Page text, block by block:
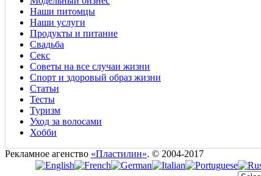
Наши питомцы
Наши услуги
Продукты и питание
Свадьба
Секс
Советы на все случаи жизни
Спорт и здоровый образ жизни
Статьи
Тесты
Туризм
Уход за волосами
Хобби
Рекламное агенство «Пластилин». © 2004-2017